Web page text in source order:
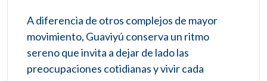
A diferencia de otros complejos de mayor
movimiento, Guaviyú conserva un ritmo
sereno que invita a dejar de lado las
preocupaciones cotidianas y vivir cada